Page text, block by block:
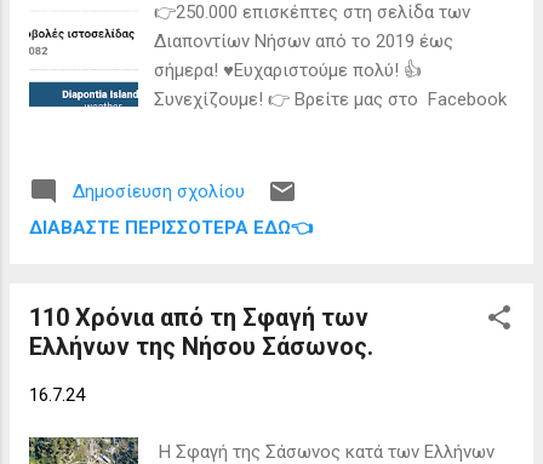
ελέγχου και σε ό,τι μας αφορά, σας
γνωρίζουμε ότι στις 22.03.2024
εκδηλώθηκε ασθενής σεισμική δόνηση
μεγέθους 4.6 R με επίκεντρο το θαλάσσιο
ακολουθία στην ευρύτερη πλειόσειστη
περιοχή με σεισμούς μικρού μεγέθους (2-
μέχρι σήμερα παρατηρείται μια μικρή
ενεργοποίηση της ίδιας πλε...
👉250.000 επισκέπτες στη σελίδα των
Διαποντίων Νήσων από το 2019 έως
σήμερα! ♥️Ευχαριστούμε πολύ! 👍
Συνεχίζουμε! 👉 Βρείτε μας στο Facebook
Δημοσίευση σχολίου
ΔΙΑΒΆΣΤΕ ΠΕΡΙΣΣΌΤΕΡΑ ΕΔΏ👈
110 Χρόνια από τη Σφαγή των
Ελλήνων της Νήσου Σάσωνος.
16.7.24
Η Σφαγή της Σάσωνος κατά των Ελλήνων